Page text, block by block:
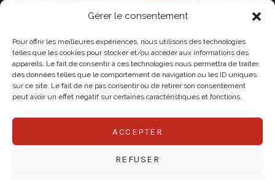
Gérer le consentement
Pour offrir les meilleures expériences, nous utilisons des technologies
telles que les cookies pour stocker et/ou accéder aux informations des
appareils. Le fait de consentir à ces technologies nous permettra de traiter
des données telles que le comportement de navigation ou les ID uniques
sur ce site. Le fait de ne pas consentir ou de retirer son consentement
peut avoir un effet négatif sur certaines caractéristiques et fonctions.
ACCEPTER
REFUSER
© 2026 CHAPEAU